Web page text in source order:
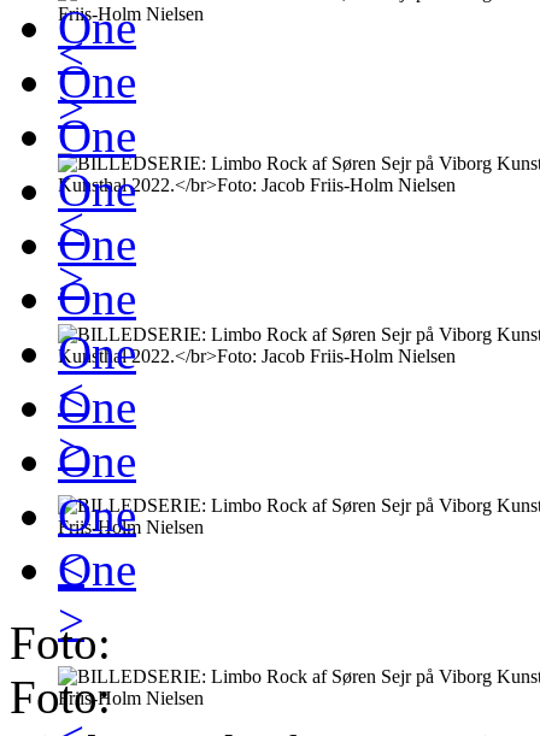
<
>
<
>
<
>
<
>
One
One
One
One
One
One
One
One
One
One
One
Foto:
Foto: